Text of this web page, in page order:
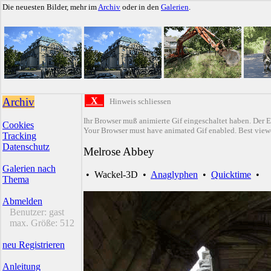
Die neuesten Bilder, mehr imArchiv oder in den Galerien.
Archiv
Cookies
Tracking
Datenschutz
Galerien nach
Thema
Abmelden
Benutzer: gast
max. Größe: 512
neu Registrieren
Anleitung
X Hinweis schliessen
Ihr Browser muß animierte Gif eingeschaltet haben. Der
Your Browser must have animated Gif enabled. Best
Melrose Abbey
• Wackel-3D • Anaglyphen • Quicktime •